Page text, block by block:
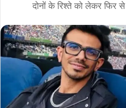
दोनों के रिश्ते को लेकर फिर से